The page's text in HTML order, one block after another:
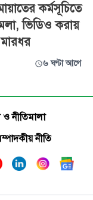
কর্মসূচিতে
ভিডিও করায়
৬ ঘণ্টা আগে
ও নীতিমালা
নীতি